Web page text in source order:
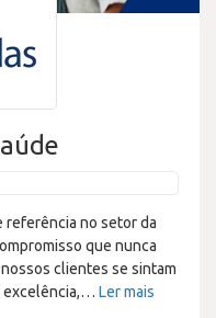
referência no setor da
que nunca
clientes se sintam
excelência,… Ler mais